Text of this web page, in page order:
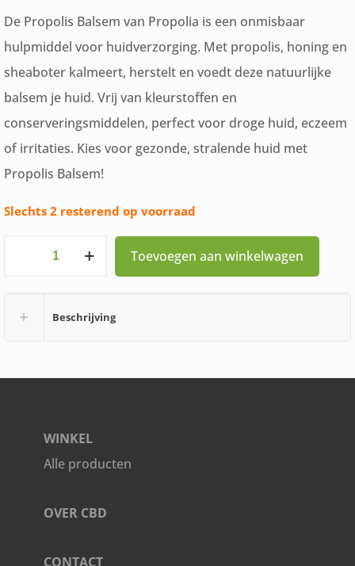
De Propolis Balsem van Propolia is een onmisbaar
hulpmiddel voor huidverzorging. Met propolis, honing en
sheaboter kalmeert, herstelt en voedt deze natuurlijke
balsem je huid. Vrij van kleurstoffen en
conserveringsmiddelen, perfect voor droge huid, eczeem
of irritaties. Kies voor gezonde, stralende huid met
Propolis Balsem!
Slechts 2 resterend op voorraad
Propolia
balsem
Huid
aantal
Toevoegen aan winkelwagen
Beschrijving
WINKEL
Alle producten
OVER CBD
CONTACT